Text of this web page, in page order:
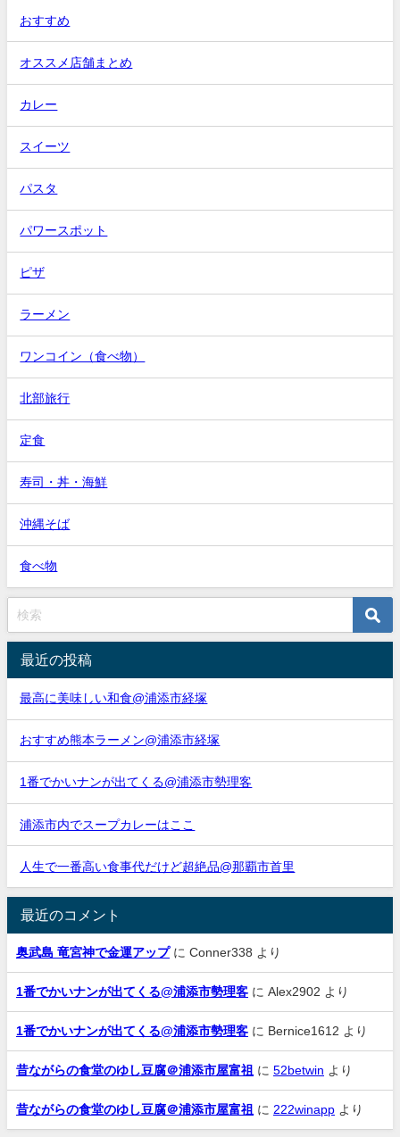
おすすめ
オススメ店舗まとめ
カレー
スイーツ
パスタ
パワースポット
ピザ
ラーメン
ワンコイン（食べ物）
北部旅行
定食
寿司・丼・海鮮
沖縄そば
食べ物
最近の投稿
最高に美味しい和食@浦添市経塚
おすすめ熊本ラーメン@浦添市経塚
1番でかいナンが出てくる@浦添市勢理客
浦添市内でスープカレーはここ
人生で一番高い食事代だけど超絶品@那覇市首里
最近のコメント
奥武島 竜宮神で金運アップに Conner338 より
1番でかいナンが出てくる@浦添市勢理客 に Alex2902 より
1番でかいナンが出てくる@浦添市勢理客 に Bernice1612 より
昔ながらの食堂のゆし豆腐＠浦添市屋富祖 に 52betwin より
昔ながらの食堂のゆし豆腐＠浦添市屋富祖 に 222winapp より